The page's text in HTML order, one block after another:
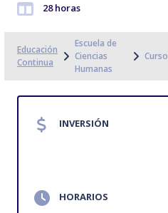
28 horas
Educación
Continua
Escuela de
Ciencias
Humanas
Curso
INVERSIÓN
HORARIOS